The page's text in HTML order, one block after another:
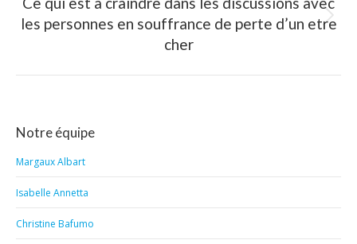
Article
:
les personnes en souffrance de perte d’un etre
cher
Notre équipe
Margaux Albart
Isabelle Annetta
Christine Bafumo